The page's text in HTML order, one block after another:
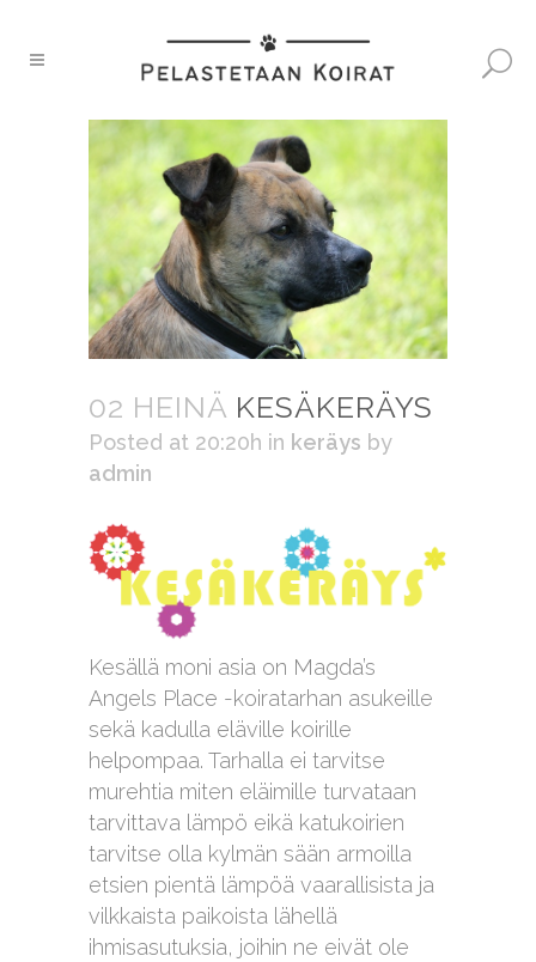
02 HEINÄ KESÄKERÄYS
Posted at 20:20h in keräys by
admin
Kesällä moni asia on Magda’s
Angels Place -koiratarhan asukeille
sekä kadulla eläville koirille
helpompaa. Tarhalla ei tarvitse
murehtia miten eläimille turvataan
tarvittava lämpö eikä katukoirien
tarvitse olla kylmän sään armoilla
etsien pientä lämpöä vaarallisista ja
vilkkaista paikoista lähellä
ihmisasutuksia, joihin ne eivät ole